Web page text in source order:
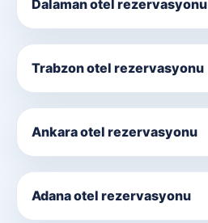
Dalaman otel rezervasyonu
Trabzon otel rezervasyonu
Ankara otel rezervasyonu
Adana otel rezervasyonu